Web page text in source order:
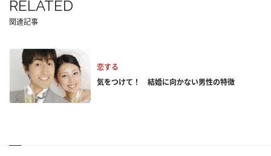
RELATED
関連記事
恋する
気をつけて！ 結婚に向かない男性の特徴